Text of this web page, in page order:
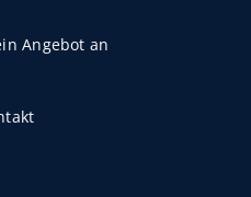
Angebot an